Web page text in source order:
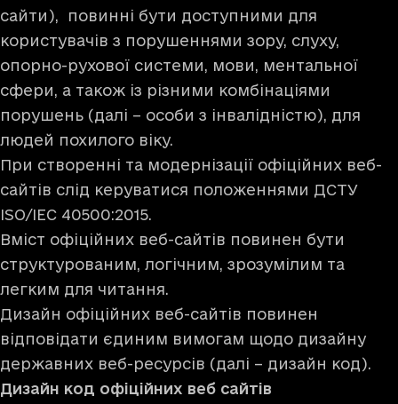
сайти), повинні бути доступними для
користувачів з порушеннями зору, слуху,
опорно-рухової системи, мови, ментальної
сфери, а також із різними комбінаціями
порушень (далі – особи з інвалідністю), для
людей похилого віку.
При створенні та модернізації офіційних веб-
сайтів слід керуватися положеннями ДСТУ
ISO/IEC 40500:2015.
Вміст офіційних веб-сайтів повинен бути
структурованим, логічним, зрозумілим та
легким для читання.
Дизайн офіційних веб-сайтів повинен
відповідати єдиним вимогам щодо дизайну
державних веб-ресурсів (далі – дизайн код).
Дизайн код офіційних веб сайтів